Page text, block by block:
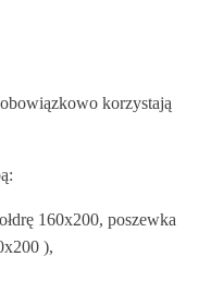
korzystają
160x200, poszewka
),